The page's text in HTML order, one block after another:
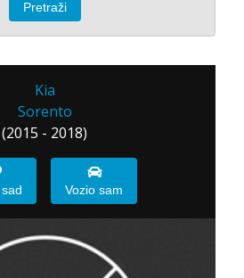
Kia
Sorento
(2015 - 2018)
Vozio sam